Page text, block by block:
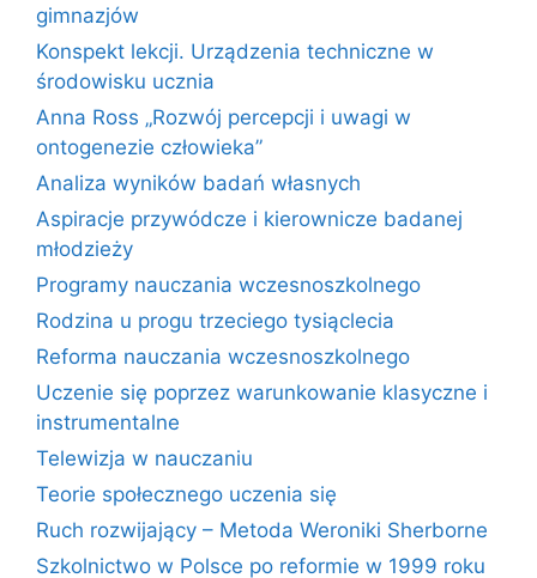
gimnazjów
Konspekt lekcji. Urządzenia techniczne w
środowisku ucznia
Anna Ross „Rozwój percepcji i uwagi w
ontogenezie człowieka”
Analiza wyników badań własnych
Aspiracje przywódcze i kierownicze badanej
młodzieży
Programy nauczania wczesnoszkolnego
Rodzina u progu trzeciego tysiąclecia
Reforma nauczania wczesnoszkolnego
Uczenie się poprzez warunkowanie klasyczne i
instrumentalne
Telewizja w nauczaniu
Teorie społecznego uczenia się
Ruch rozwijający – Metoda Weroniki Sherborne
Szkolnictwo w Polsce po reformie w 1999 roku